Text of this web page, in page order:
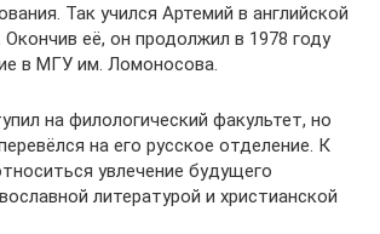
Так учился Артемий в английской
её, он продолжил в 1978 году
в МГУ им. Ломоносова.
на филологический факультет, но
на его русское отделение. К
увлечение будущего
литературой и христианской